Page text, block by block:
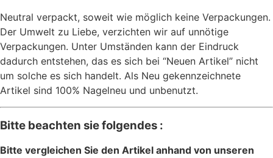
Neutral verpackt, soweit wie möglich keine Verpackungen.
Der Umwelt zu Liebe, verzichten wir auf unnötige
Verpackungen. Unter Umständen kann der Eindruck
dadurch entstehen, das es sich bei “Neuen Artikel” nicht
um solche es sich handelt. Als Neu gekennzeichnete
Artikel sind 100% Nagelneu und unbenutzt.
Bitte beachten sie folgendes :
Bitte vergleichen Sie den Artikel anhand von unseren